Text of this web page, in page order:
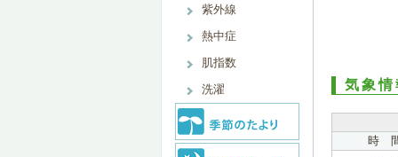
紫外線
熱中症
肌指数
洗濯
気象情
時